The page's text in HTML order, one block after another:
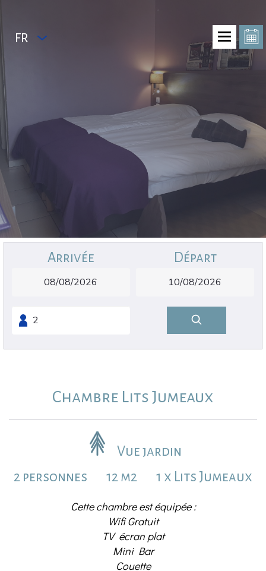
FR
Arrivée Départ
Chambre Lits Jumeaux
Vue jardin
2 personnes
12 m2 1 x Lits Jumeaux
Cette chambre est équipée :
Wifi Gratuit
TV écran plat
Mini Bar
Couette